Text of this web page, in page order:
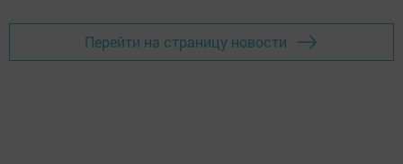
Перейти на страницу новости